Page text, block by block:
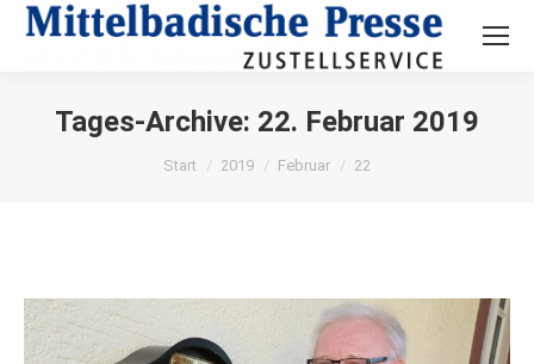
Search:
Tages-Archive: 22. Februar 2019
Sie befinden sich hier:
Start 2019 Februar 22